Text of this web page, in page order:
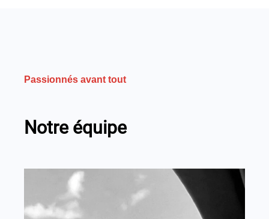
Passionnés avant tout
Notre équipe